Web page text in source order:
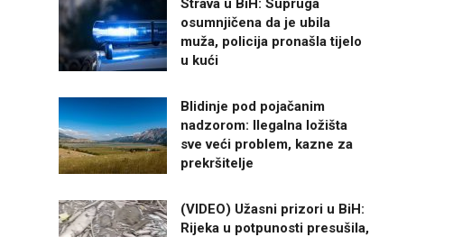
osumnjičena da je ubila
muža, policija pronašla tijelo
u kući
Blidinje pod pojačanim
nadzorom: Ilegalna ložišta
sve veći problem, kazne za
prekršitelje
(VIDEO) Užasni prizori u BiH:
Rijeka u potpunosti presušila,